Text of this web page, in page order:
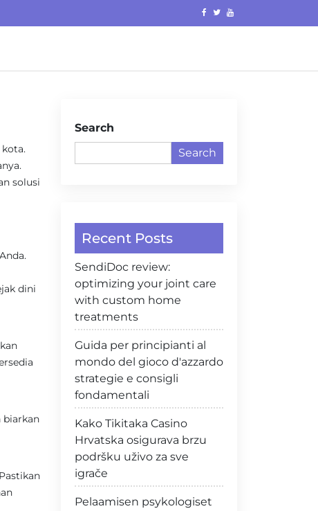
solusi
dini
biarkan
Search
Search
Recent Posts
SendiDoc review:
optimizing your joint care
with custom home
treatments
Guida per principianti al
mondo del gioco d'azzardo
strategie e consigli
fondamentali
Kako Tikitaka Casino
Hrvatska osigurava brzu
podršku uživo za sve
igrače
Pelaamisen psykologiset